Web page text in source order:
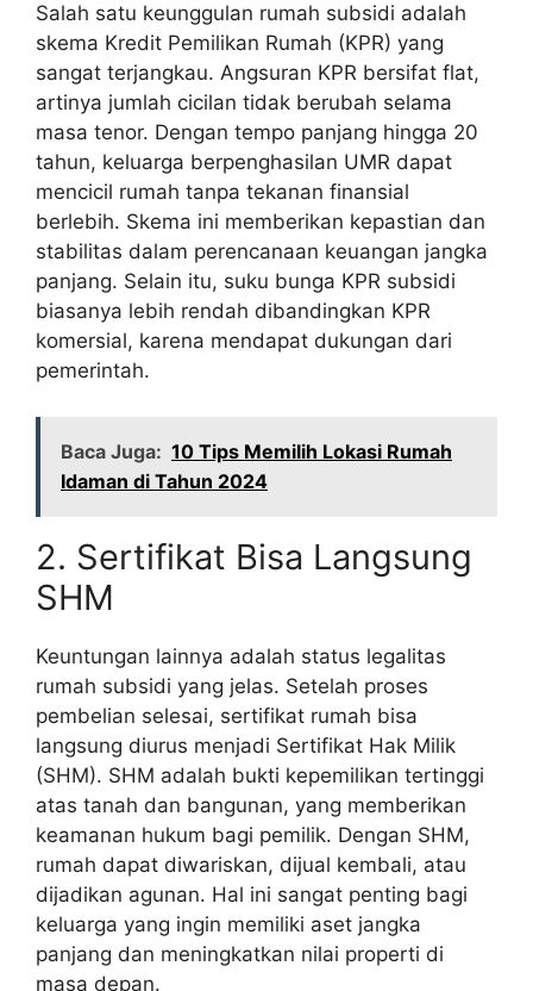
Salah satu keunggulan rumah subsidi adalah
skema Kredit Pemilikan Rumah (KPR) yang
sangat terjangkau. Angsuran KPR bersifat flat,
artinya jumlah cicilan tidak berubah selama
masa tenor. Dengan tempo panjang hingga 20
tahun, keluarga berpenghasilan UMR dapat
mencicil rumah tanpa tekanan finansial
berlebih. Skema ini memberikan kepastian dan
stabilitas dalam perencanaan keuangan jangka
panjang. Selain itu, suku bunga KPR subsidi
biasanya lebih rendah dibandingkan KPR
komersial, karena mendapat dukungan dari
pemerintah.
Baca Juga: 10 Tips Memilih Lokasi Rumah
Idaman di Tahun 2024
2. Sertifikat Bisa Langsung
SHM
Keuntungan lainnya adalah status legalitas
rumah subsidi yang jelas. Setelah proses
pembelian selesai, sertifikat rumah bisa
langsung diurus menjadi Sertifikat Hak Milik
(SHM). SHM adalah bukti kepemilikan tertinggi
atas tanah dan bangunan, yang memberikan
keamanan hukum bagi pemilik. Dengan SHM,
rumah dapat diwariskan, dijual kembali, atau
dijadikan agunan. Hal ini sangat penting bagi
keluarga yang ingin memiliki aset jangka
panjang dan meningkatkan nilai properti di
masa depan.